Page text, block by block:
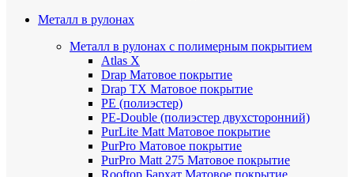
Металл в рулонах
Металл в рулонах с полимерным покрытием
Atlas X
Drap Матовое покрытие
Drap TX Матовое покрытие
PE (полиэстер)
PE-Double (полиэстер двухсторонний)
PurLite Мatt Матовое покрытие
PurPro Матовое покрытие
PurPro Matt 275 Матовое покрытие
Rooftop Бархат Матовое покрытие